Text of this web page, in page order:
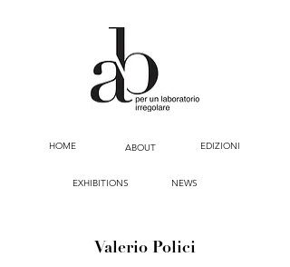
HOME ABOUT EDIZIONI
EXHIBITIONS NEWS
Valerio Polici